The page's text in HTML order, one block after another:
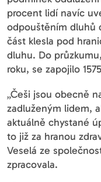
procent lidí navíc
odpouštěním dluhů
část klesla pod
dluhu. Do
roku, se zapojilo
„Češi jsou obecně
zadluženým lidem,
aktuálně chystané
to již za hranou
Veselá ze
zpracovala.